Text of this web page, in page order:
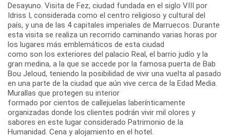
Desayuno. Visita de Fez, ciudad fundada en el siglo VIII por
Idriss I, considerada como el centro religioso y cultural del
país, y una de las 4 capitales imperiales de Marruecos. Durante
esta visita se realiza un recorrido caminando varias horas por
los lugares más emblemáticos de esta ciudad
como son los exteriores del palacio Real, el barrio judío y la
gran medina, a la que se accede por la famosa puerta de Bab
Bou Jeloud, teniendo la posibilidad de vivir una vuelta al pasado
en una parte de la ciudad que aún vive cerca de la Edad Media.
Murallas que protegen su interior
formado por cientos de callejuelas laberínticamente
organizadas donde los clientes podrán vivir mil olores y
sabores en este lugar considerado Patrimonio de la
Humanidad. Cena y alojamiento en el hotel.